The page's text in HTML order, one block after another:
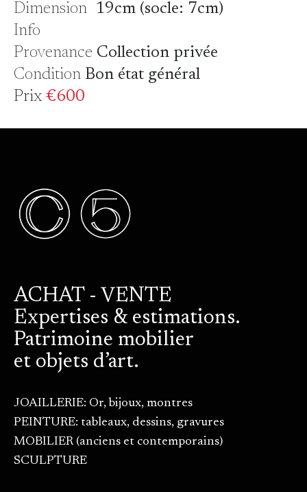
Dimension19cm (socle: 7cm)
Info
Provenance Collection privée
Condition Bon état général
Prix€600
ACHAT - VENTE
Expertises & estimations.
Patrimoine mobilier
et objets d’art.
JOAILLERIE: Or, bijoux, montres
PEINTURE: tableaux, dessins, gravures
MOBILIER (anciens et contemporains)
SCULPTURE